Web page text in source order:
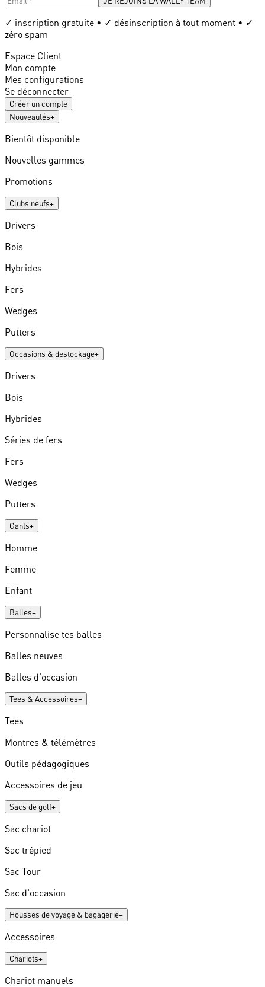
✓ inscription gratuite • ✓ désinscription à tout moment • ✓
zéro spam
Espace Client
Mon compte
Mes configurations
Se déconnecter
Créer un compte
Nouveautés+
Bientôt disponible
Nouvelles gammes
Promotions
Clubs neufs+
Drivers
Bois
Hybrides
Fers
Wedges
Putters
Occasions & destockage+
Drivers
Bois
Hybrides
Séries de fers
Fers
Wedges
Putters
Gants+
Homme
Femme
Enfant
Balles+
Personnalise tes balles
Balles neuves
Balles d'occasion
Tees & Accessoires+
Tees
Montres & télémètres
Outils pédagogiques
Accessoires de jeu
Sacs de golf+
Sac chariot
Sac trépied
Sac Tour
Sac d'occasion
Housses de voyage & bagagerie+
Accessoires
Chariots+
Chariot manuels